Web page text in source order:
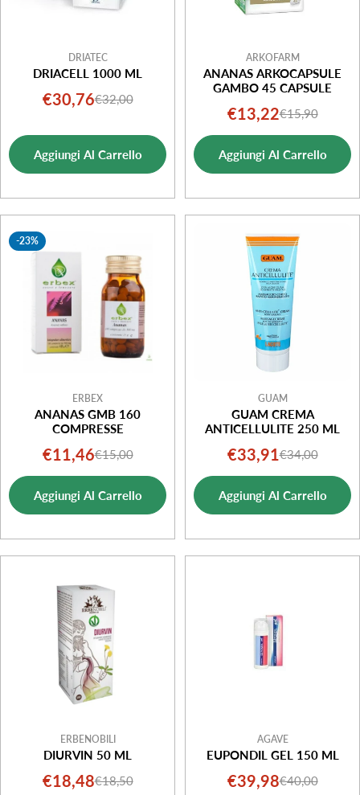
DRIATEC
DRIACELL 1000 ML
Prezzo
vendita
€30,76Prezzo
€32,00
Aggiungi Al Carrello
ARKOFARM
ANANAS ARKOCAPSULE
GAMBO 45 CAPSULE
Prezzo
di
vendita
€13,22Prezzo
normale
€15,90
Aggiungi Al Carrello
-23%
ERBEX
ANANAS GMB 160
COMPRESSE
Prezzo
di
vendita
€11,46Prezzo
normale
€15,00
Aggiungi Al Carrello
GUAM
GUAM CREMA
ANTICELLULITE 250 ML
Prezzo
di
vendita
€33,91Prezzo
normale
€34,00
Aggiungi Al Carrello
ERBENOBILI
DIURVIN 50 ML
Prezzo
€18,48Prezzo
€18,50
AGAVE
EUPONDIL GEL 150 ML
Prezzo
€39,98Prezzo
€40,00